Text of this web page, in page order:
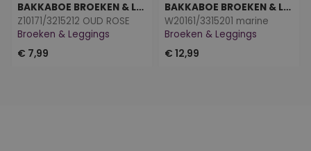
BAKKABOE BROEKEN & LEGGINGS
Z10171/3215212 OUD ROSE
Broeken & Leggings
€ 7,99
BAKKABOE BROEKEN & LEGGINGS
W20161/3315201 marine
Broeken & Leggings
€ 12,99